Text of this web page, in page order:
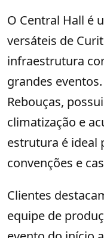
O Central Hall é
versáteis de
infraestrutura
grandes
Rebouças,
climatização e
estrutura é ideal
convenções e
Clientes
equipe de